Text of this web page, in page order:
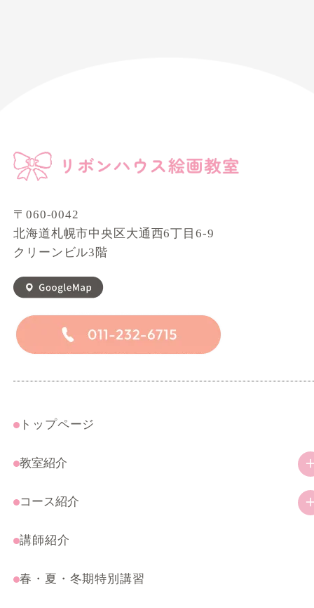
〒060-0042
北海道札幌市中央区大通西6丁目6-9
クリーンビル3階
トップページ
教室紹介
教室の特徴
アクセス
コース紹介
幼児・小学生コース
受験・特別コース
講師紹介
春・夏・冬期特別講習